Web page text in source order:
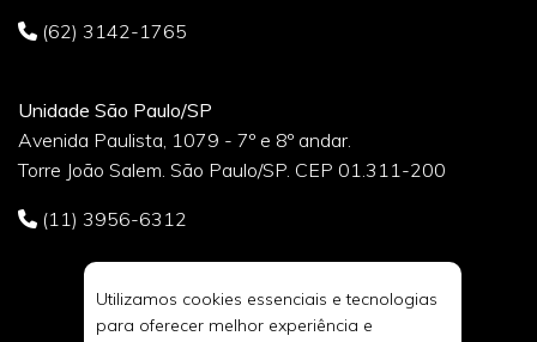
(62) 3142-1765
Unidade São Paulo/SP
Avenida Paulista, 1079 - 7º e 8º andar.
Torre João Salem. São Paulo/SP. CEP 01.311-200
(11) 3956-6312
Utilizamos cookies essenciais e tecnologias
para oferecer melhor experiência e